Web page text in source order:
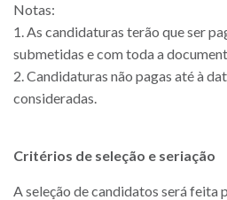
Notas:
1. As candidaturas terão que ser
submetidas e com toda a
2. Candidaturas não pagas até à
consideradas.
Critérios de seleção e seriação
A seleção de candidatos será feita